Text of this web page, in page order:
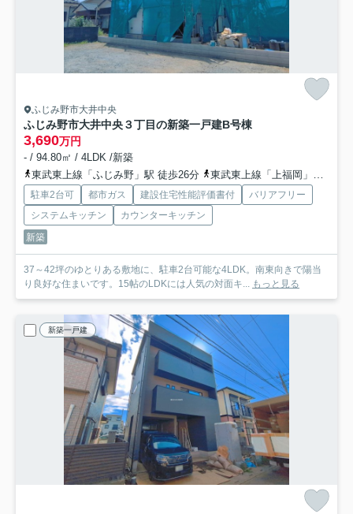
ふじみ野市大井中央
ふじみ野市大井中央３丁目の新築一戸建B号棟
3,690万円
- / 94.80㎡ / 4LDK /新築
東武東上線「ふじみ野」駅 徒歩26分
東武東上線「上福岡」駅 バス12分 「緑ケ丘一丁目」 停歩4分
駐車2台可 都市ガス 建設住宅性能評価書付
バリアフリー
システムキッチン
カウンターキッチン
新築
37～42坪のゆとりある敷地に、駐車2台可能な4LDK。南東向きで陽当
り良好な住まいです。15帖のLDKには人気の対面キ... もっと見る
新築一戸建